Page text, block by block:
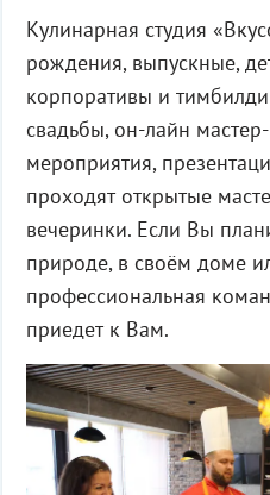
Кулинарная студия
рождения, выпускные,
корпоративы и
свадьбы, он-лайн
мероприятия,
проходят открытые
вечеринки. Если Вы
природе, в своём доме
профессиональная
приедет к Вам.